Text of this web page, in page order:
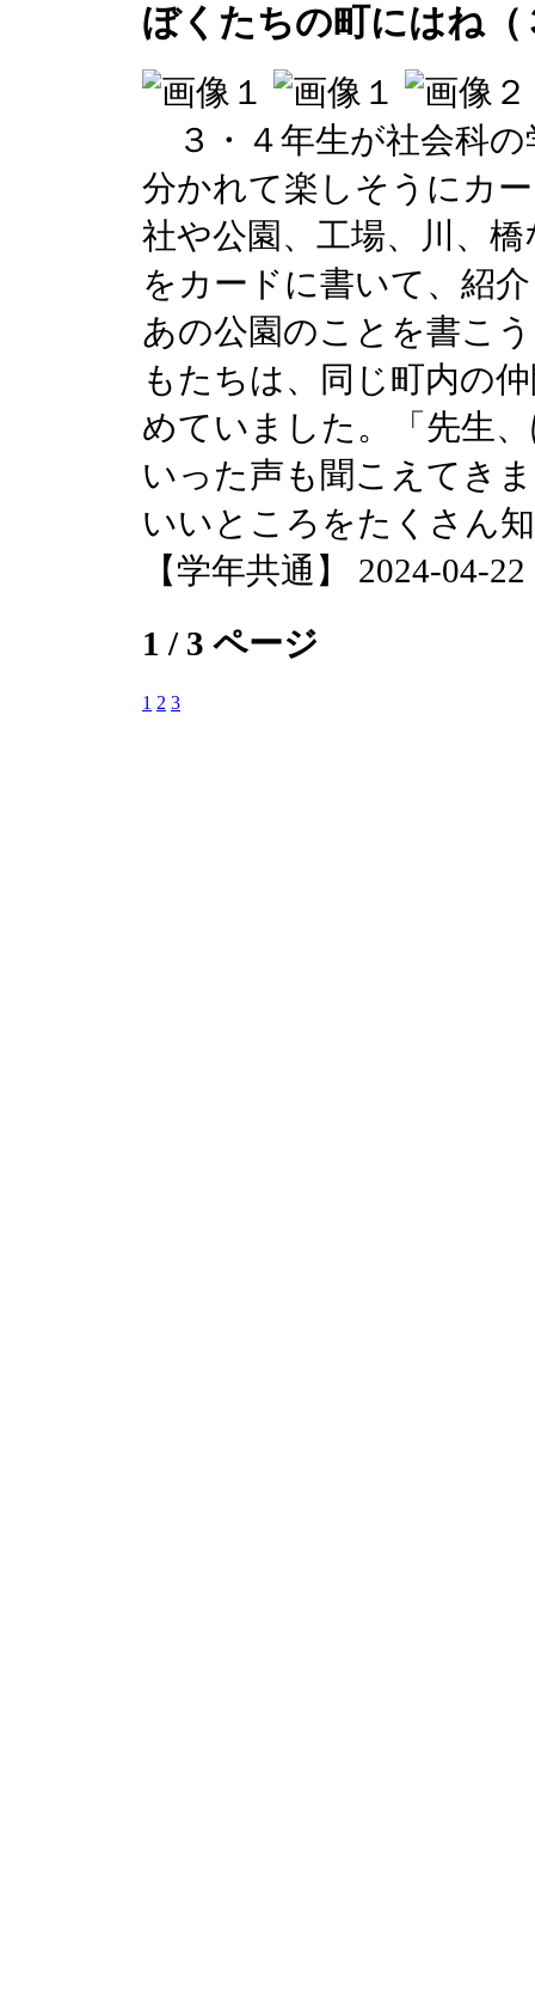
ぼくたちの町にはね（
３・４年生が社会科の
分かれて楽しそうにカ
社や公園、工場、川、
をカードに書いて、紹
あの公園のことを書こ
もたちは、同じ町内の
めていました。「先生
いった声も聞こえてき
いいところをたくさん
【学年共通】 2024-04-
1 / 3 ページ
1 2 3